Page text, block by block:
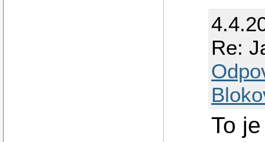
Re:
To